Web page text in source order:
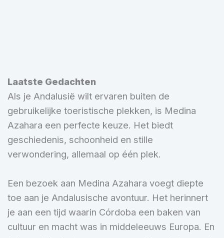
Laatste Gedachten
Als je Andalusië wilt ervaren buiten de
gebruikelijke toeristische plekken, is Medina
Azahara een perfecte keuze. Het biedt
geschiedenis, schoonheid en stille
verwondering, allemaal op één plek.
Een bezoek aan Medina Azahara voegt diepte
toe aan je Andalusische avontuur. Het herinnert
je aan een tijd waarin Córdoba een baken van
cultuur en macht was in middeleeuws Europa. En